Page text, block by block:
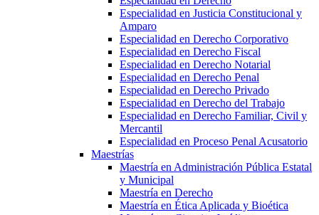
Especialidad en Justicia Constitucional y
Amparo
Especialidad en Derecho Corporativo
Especialidad en Derecho Fiscal
Especialidad en Derecho Notarial
Especialidad en Derecho Penal
Especialidad en Derecho Privado
Especialidad en Derecho del Trabajo
Especialidad en Derecho Familiar, Civil y
Mercantil
Especialidad en Proceso Penal Acusatorio
Maestrías
Maestría en Administración Pública Estatal
y Municipal
Maestría en Derecho
Maestría en Ética Aplicada y Bioética